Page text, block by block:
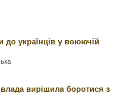
до українців у воюючій
вирішила боротися з